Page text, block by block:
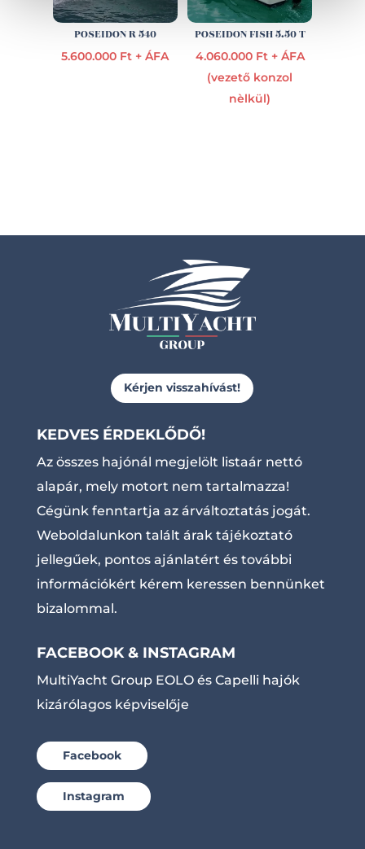
POSEIDON R 540
5.600.000 Ft + ÁFA
POSEIDON FISH 5.50 T
4.060.000 Ft + ÁFA
(vezető konzol
nèlkül)
Kérjen visszahívást!
KEDVES ÉRDEKLŐDŐ!
Az összes hajónál megjelölt listaár nettó
alapár, mely motort nem tartalmazza!
Cégünk fenntartja az árváltoztatás jogát.
Weboldalunkon talált árak tájékoztató
jellegűek, pontos ajánlatért és további
információkért kérem keressen bennünket
bizalommal.
FACEBOOK & INSTAGRAM
MultiYacht Group EOLO és Capelli hajók
kizárólagos képviselője
Facebook
Instagram